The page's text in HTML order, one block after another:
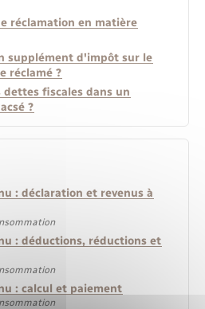
réclamation en matière
supplément d'impôt sur le
réclamé ?
fiscales dans un
?
: déclaration et revenus à
: déductions, réductions et
: calcul et paiement